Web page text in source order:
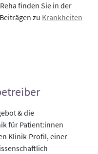
finden Sie in der
zu Krankheiten
& die
für Patient:innen
Klinik-Profil, einer